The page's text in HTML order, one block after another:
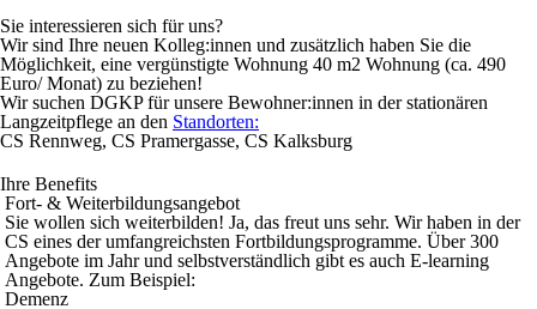
Sie interessieren sich für uns?
Wir sind Ihre neuen Kolleg:innen und zusätzlich haben Sie die
Möglichkeit, eine vergünstigte Wohnung 40 m2 Wohnung (ca. 490
Euro/ Monat) zu beziehen!
Wir suchen DGKP für unsere Bewohner:innen in der stationären
Langzeitpflege an den Standorten:
CS Rennweg, CS Pramergasse, CS Kalksburg
Ihre Benefits
Fort- & Weiterbildungsangebot
Sie wollen sich weiterbilden! Ja, das freut uns sehr. Wir haben in der
CS eines der umfangreichsten Fortbildungsprogramme. Über 300
Angebote im Jahr und selbstverständlich gibt es auch E-learning
Angebote. Zum Beispiel:
Demenz